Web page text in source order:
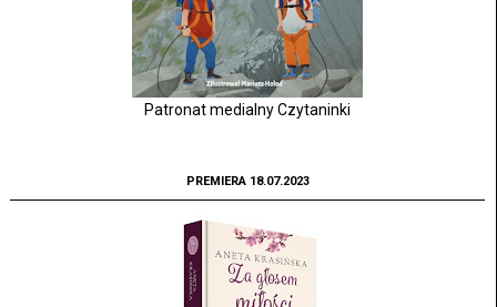
Patronat medialny Czytaninki
PREMIERA 18.07.2023